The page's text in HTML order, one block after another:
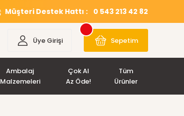
Müşteri Destek Hattı : 0 543 213 42 82
Üye Girişi Sepetim
Ambalaj
Malzemeleri
Çok Al
Az Öde!
Tüm
Ürünler